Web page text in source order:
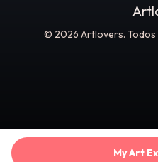
© 2026 Artlovers.
My Art